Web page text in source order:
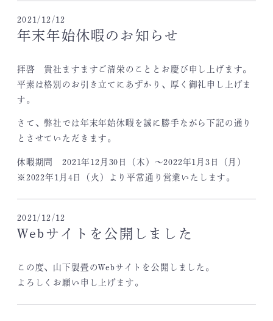
2021/12/12
年末年始休暇のお知らせ
拝啓 貴社ますますご清栄のこととお慶び申し上げます。
平素は格別のお引き立てにあずかり、厚く御礼申し上げま
す。
さて、弊社では年末年始休暇を誠に勝手ながら下記の通り
とさせていただきます。
休暇期間 2021年12月30日（木）～2022年1月3日（月）
※2022年1月4日（火）より平常通り営業いたします。
2021/12/12
Webサイトを公開しました
この度、山下製畳のWebサイトを公開しました。
よろしくお願い申し上げます。